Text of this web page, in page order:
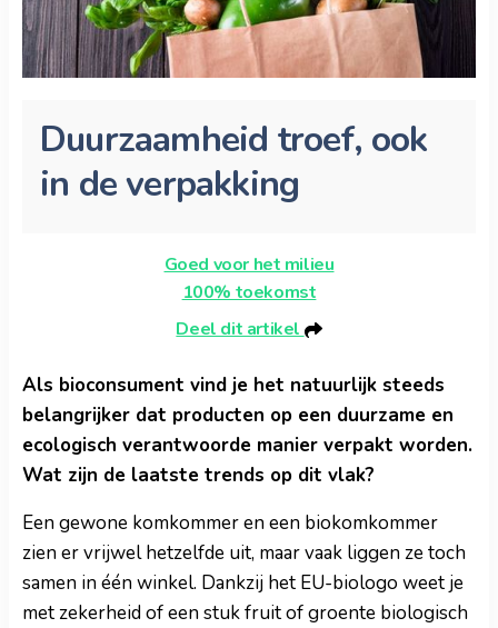
Duurzaamheid troef, ook
in de verpakking
Goed voor het milieu
100% toekomst
Deel dit artikel
Als bioconsument vind je het natuurlijk steeds
belangrijker dat producten op een duurzame en
ecologisch verantwoorde manier verpakt worden.
Wat zijn de laatste trends op dit vlak?
Een gewone komkommer en een biokomkommer
zien er vrijwel hetzelfde uit, maar vaak liggen ze toch
samen in één winkel. Dankzij het EU-biologo weet je
met zekerheid of een stuk fruit of groente biologisch